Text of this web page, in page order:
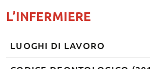
L’INFERMIERE
LUOGHI DI LAVORO